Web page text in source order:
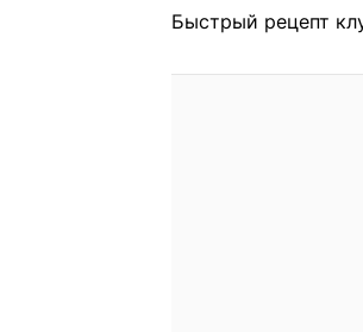
Быстрый рецепт